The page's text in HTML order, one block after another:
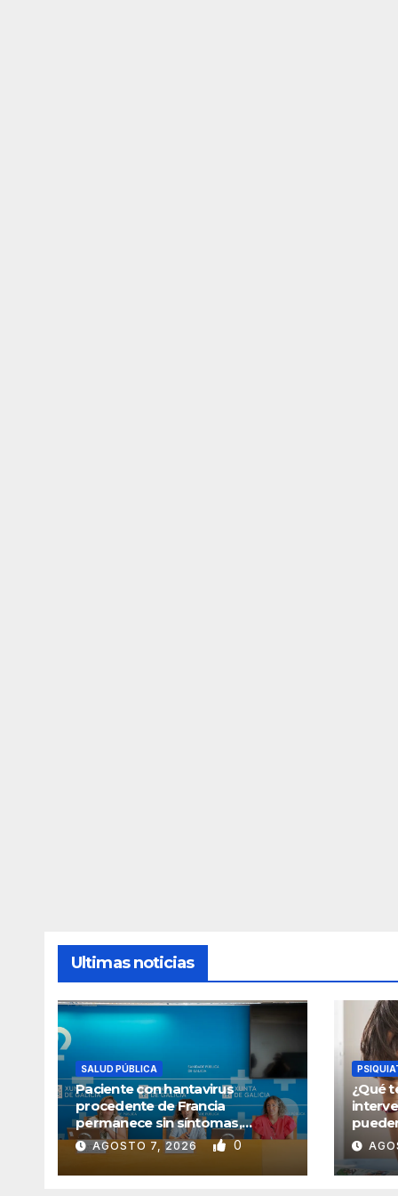
Ultimas noticias
SALUD PÚBLICA
Paciente con hantavirus
procedente de Francia
permanece sin síntomas,
confirma Sanidad de Galicia
AGOSTO 7, 2026 0
¿Qué
una